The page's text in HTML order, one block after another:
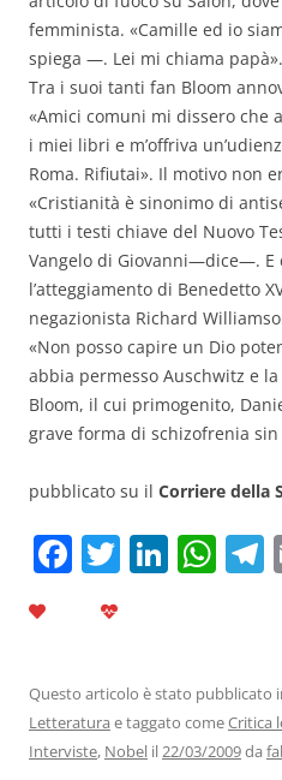
femminista. «Camille ed io
spiega —. Lei mi chiama papà».
Tra i suoi tanti fan Bloom
«Amici comuni mi dissero che
i miei libri e m’offriva
Roma. Rifiutai». Il motivo non
«Cristianità è sinonimo di
tutti i testi chiave del Nuovo
Vangelo di Giovanni—dice—. E
l’atteggiamento di Benedetto
negazionista Richard
«Non posso capire un Dio
abbia permesso Auschwitz e
Bloom, il cui primogenito,
grave forma di schizofrenia
pubblicato su il Corriere della
F
b
o
T Li
dI
n
W
A
p
Questo articolo è stato pubblicato
Letteratura e taggato comeCritica
Interviste, Nobel il22/03/2009da